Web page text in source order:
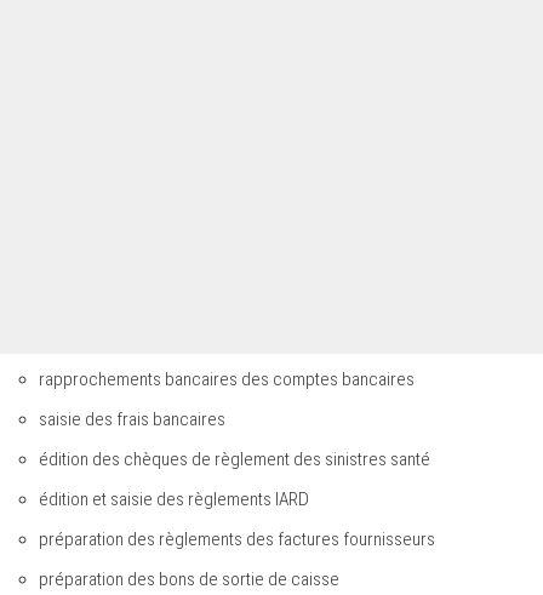
rapprochements bancaires des comptes bancaires
saisie des frais bancaires
édition des chèques de règlement des sinistres santé
édition et saisie des règlements IARD
préparation des règlements des factures fournisseurs
préparation des bons de sortie de caisse